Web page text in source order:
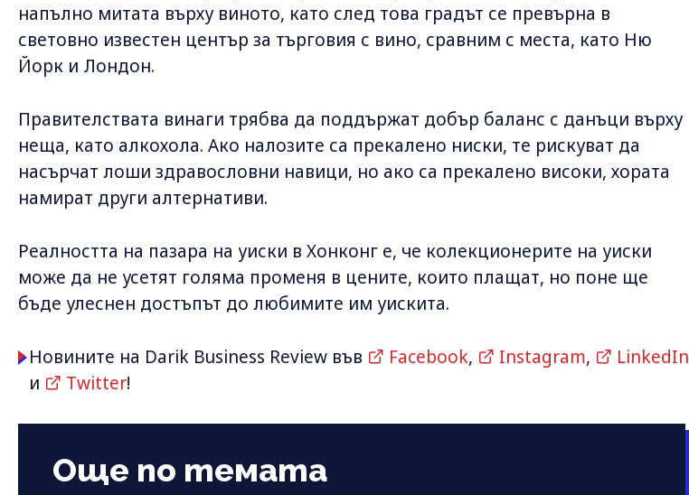
напълно митата върху виното, като след това градът се превърна в
световно известен център за търговия с вино, сравним с места, като Ню
Йорк и Лондон.
Правителствата винаги трябва да поддържат добър баланс с данъци върху
неща, като алкохола. Ако налозите са прекалено ниски, те рискуват да
насърчат лоши здравословни навици, но ако са прекалено високи, хората
намират други алтернативи.
Реалността на пазара на уиски в Хонконг е, че колекционерите на уиски
може да не усетят голяма променя в цените, които плащат, но поне ще
бъде улеснен достъпът до любимите им уискита.
Новините на Darik Business Review във Facebook, Instagram,
LinkedIn
и
Twitter!
Още по темата